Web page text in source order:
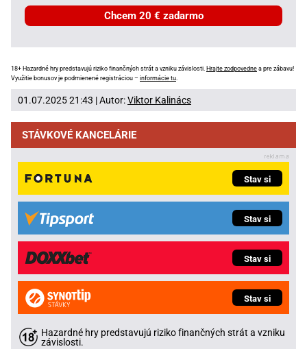
Chcem 20 € zadarmo
18+ Hazardné hry predstavujú riziko finančných strát a vzniku závislosti. Hrajte zodpovedne a pre zábavu!
Využitie bonusov je podmienené registráciou – informácie tu
01.07.2025 21:43 | Autor:Viktor Kalinács
STÁVKOVÉ KANCELÁRIE
Stav si
Stav si
Stav si
Stav si
Hazardné hry predstavujú riziko finančných strát a vzniku
závislosti.